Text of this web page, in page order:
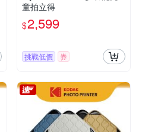
童拍立得
$2,599
挑戰低價 券